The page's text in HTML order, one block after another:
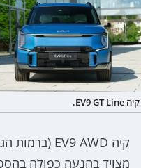
קיה EV9 GT Line.